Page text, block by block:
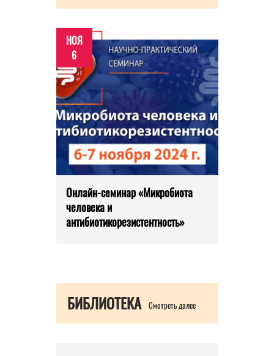
НОЯ
6
Онлайн-семинар «Микробиота
человека и
антибиотикорезистентность»
БИБЛИОТЕКА Смотреть далее